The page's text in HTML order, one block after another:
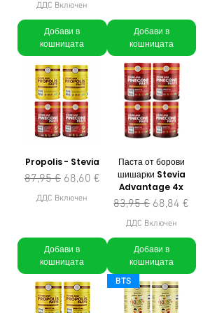
ДДС Включен
Добави в
кошницата
Добави в
кошницата
Propolis - Stevia
Редовна цена
87,95 € Продажна цена
68,60 €
ДДС Включен
Добави в
кошницата
Паста от борови
шишарки Stevia
Advantage 4x
Редовна цена
83,95 € Продажна цена
68,84 €
ДДС Включен
Добави в
кошницата
BTS